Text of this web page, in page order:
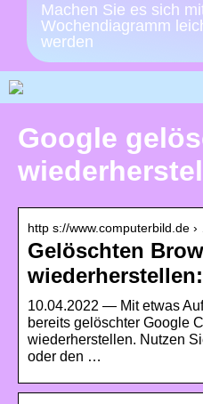
Machen Sie es sich
Wochendiagramm
werden
Google
http s://www.computerbild.de
Gelöschten
10.04.2022 — Mit etwas
bereits gelöschter Google
wiederherstellen. Nutzen
oder den …